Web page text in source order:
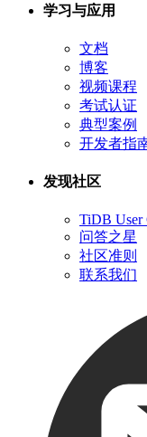
学习与应用
文档
博客
视频课程
考试认证
典型案例
开发者指
发现社区
TiDB User
问答之星
社区准则
联系我们